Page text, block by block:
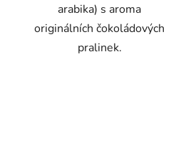
arabika) s aroma
originálních čokoládových
pralinek.